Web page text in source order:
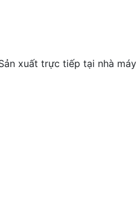
xuất trực tiếp tại nhà máy